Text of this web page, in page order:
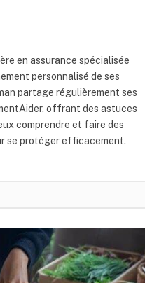
en assurance spécialisée
personnalisé de ses
partage régulièrement ses
offrant des astuces
comprendre et faire des
se protéger efficacement.